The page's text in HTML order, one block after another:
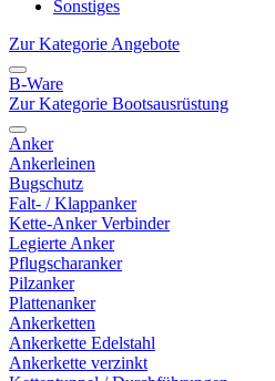
Sonstiges
Zur Kategorie Angebote
B-Ware
Zur Kategorie Bootsausrüstung
Anker
Ankerleinen
Bugschutz
Falt- / Klappanker
Kette-Anker Verbinder
Legierte Anker
Pflugscharanker
Pilzanker
Plattenanker
Ankerketten
Ankerkette Edelstahl
Ankerkette verzinkt